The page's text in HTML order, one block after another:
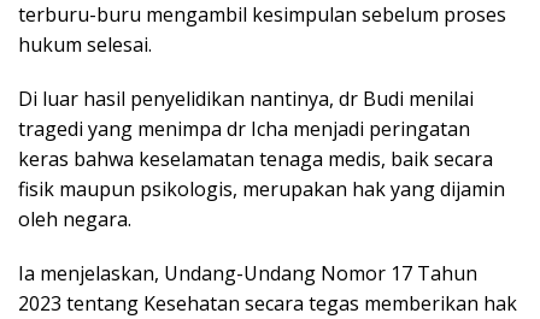
terburu-buru mengambil kesimpulan sebelum proses
hukum selesai.
Di luar hasil penyelidikan nantinya, dr Budi menilai
tragedi yang menimpa dr Icha menjadi peringatan
keras bahwa keselamatan tenaga medis, baik secara
fisik maupun psikologis, merupakan hak yang dijamin
oleh negara.
Ia menjelaskan, Undang-Undang Nomor 17 Tahun
2023 tentang Kesehatan secara tegas memberikan hak